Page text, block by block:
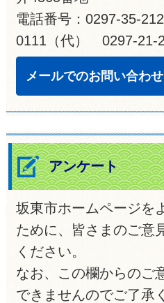
電話番号：0297-35-
0111（代） 0297-21-
メールでのお問い合わ
アンケート
坂東市ホームページを
ために、皆さまのご意
ください。
なお、この欄からのご
できませんのでご了承